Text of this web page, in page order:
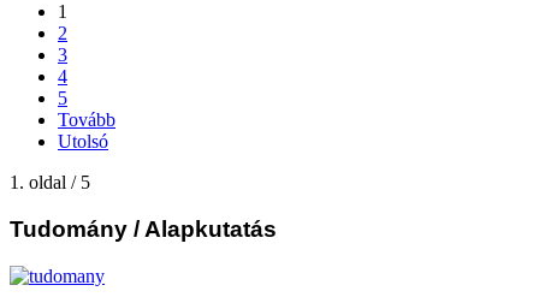
1
2
3
4
5
Tovább
Utolsó
1. oldal / 5
Tudomány / Alapkutatás